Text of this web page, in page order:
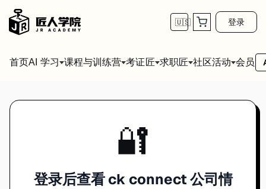
🇺🇸 登录
首页AI 学习 课程与训练营 考证匠 求职匠 社区活动 会员
🔐
登录后查看 ck connect 公司情